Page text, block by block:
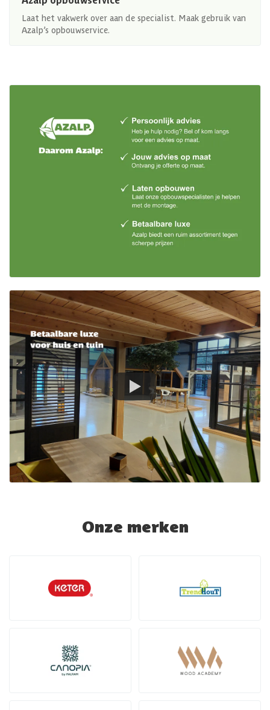
Laat het vakwerk over aan de specialist. Maak gebruik van
Azalp’s opbouwservice.
Onze merken